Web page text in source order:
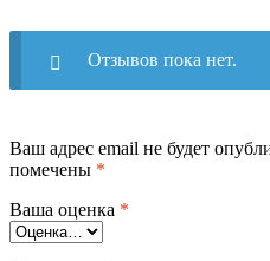
Отзывов пока нет.
Ваш адрес email не будет
помечены *
Ваша оценка *